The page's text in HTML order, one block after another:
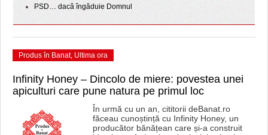
PSD… dacă îngăduie Domnul
Produs în Banat, Ultima ora
Infinity Honey – Dincolo de miere: povestea unei
apiculturi care pune natura pe primul loc
În urmă cu un an, cititorii deBanat.ro
făceau cunoștință cu Infinity Honey, un
producător bănățean care și-a construit